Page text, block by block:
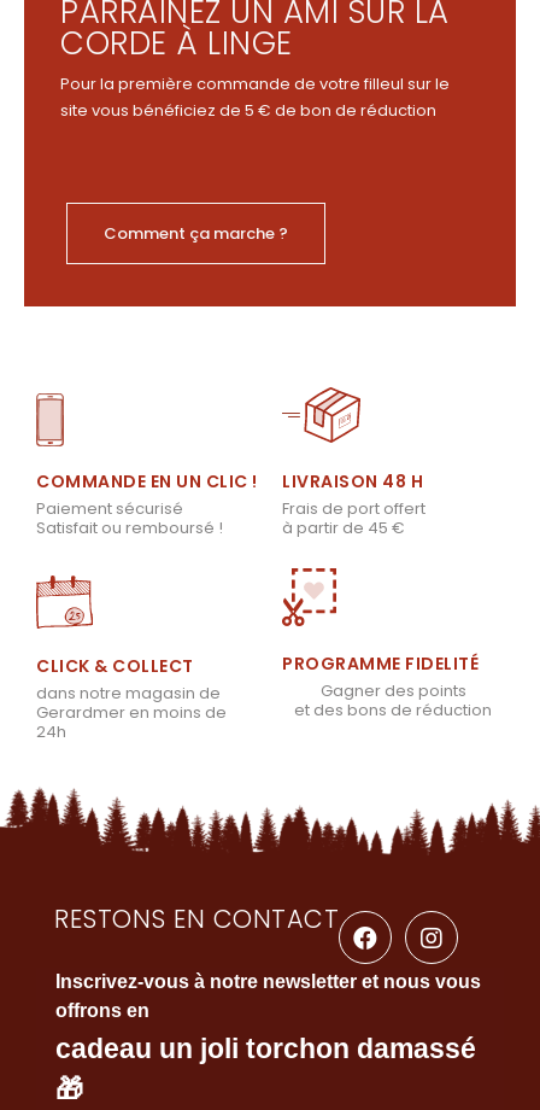
PARRAINEZ UN AMI SUR LA
CORDE À LINGE
Pour la première commande de votre filleul sur le
site vous bénéficiez de 5 € de bon de réduction
Comment ça marche ?
COMMANDE EN UN CLIC !
Paiement sécurisé
Satisfait ou remboursé !
LIVRAISON 48 H
Frais de port offert
à partir de 45 €
CLICK & COLLECT
dans notre magasin de
Gerardmer en moins de
24h
PROGRAMME FIDELITÉ
Gagner des points
et des bons de réduction
RESTONS EN CONTACT
Inscrivez-vous à notre newsletter et nous vous
offrons en
cadeau un joli torchon damassé
🎁